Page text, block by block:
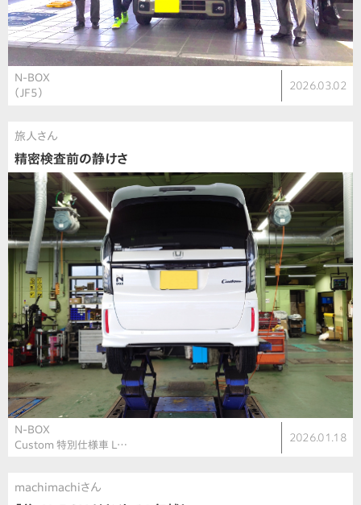
N-BOX
（JF5）
2026.03.02
旅人さん
精密検査前の静けさ
N-BOX
Custom 特別仕様車 L…
2026.01.18
machimachiさん